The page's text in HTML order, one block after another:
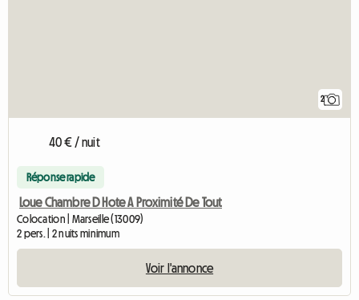
2
40 € / nuit
Réponse rapide
Loue Chambre D Hote A Proximité De Tout
Colocation | Marseille (13009)
2 pers. | 2 nuits minimum
Voir l'annonce